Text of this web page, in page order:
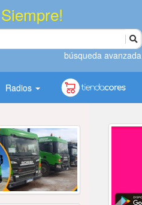
Siempre!
búsqueda avanzada
Radios